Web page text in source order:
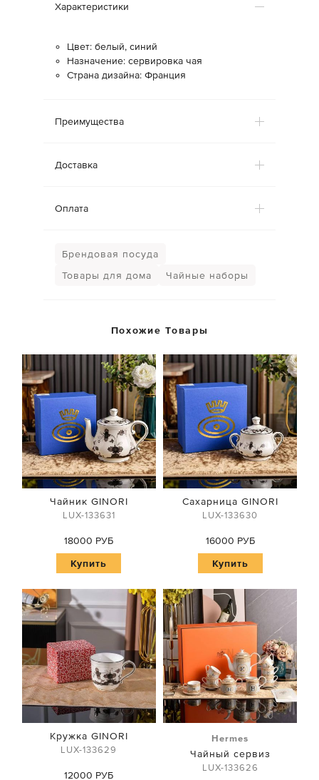
Характеристики
Цвет: белый, синий
Назначение: сервировка чая
Страна дизайна: Франция
Преимущества
Доставка
Оплата
Брендовая посуда
Товары для дома
Чайные наборы
Похожие Товары
Чайник GINORI
LUX-133631
18000 РУБ
Купить
Сахарница GINORI
LUX-133630
16000 РУБ
Купить
Кружка GINORI
LUX-133629
12000 РУБ
Hermes
Чайный сервиз
LUX-133626